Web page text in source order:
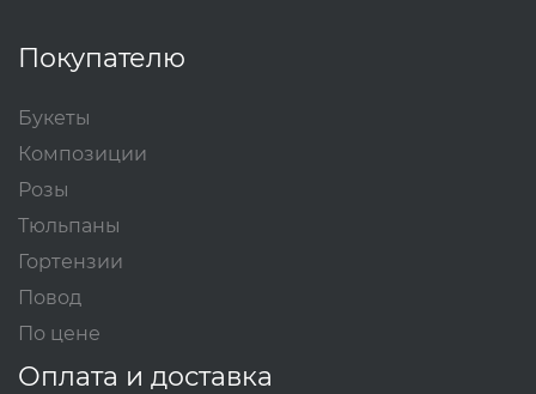
Покупателю
Букеты
Композиции
Розы
Тюльпаны
Гортензии
Повод
По цене
Оплата и доставка